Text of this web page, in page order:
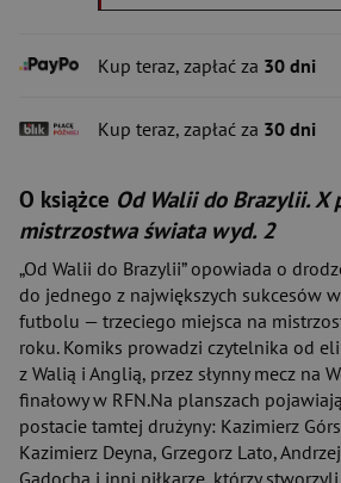
Kup teraz, zapłać za 30 dni
Kup teraz, zapłać za 30 dni
O książce Od Walii do Brazylii. X
mistrzostwa świata wyd. 2
„Od Walii do Brazylii” opowiada o
do jednego z największych sukcesów
futbolu — trzeciego miejsca na
roku. Komiks prowadzi czytelnika od
z Walią i Anglią, przez słynny mecz na
finałowy w RFN.Na planszach
postacie tamtej drużyny: Kazimierz
Kazimierz Deyna, Grzegorz Lato,
Gadocha i inni piłkarze, którzy